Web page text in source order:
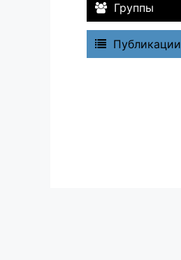
Группы
Публикации